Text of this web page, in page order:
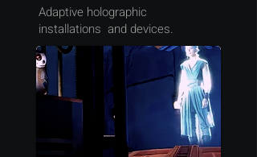
Adaptive holographic
installations and devices.